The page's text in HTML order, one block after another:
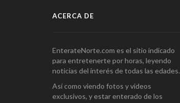
ACERCA DE
EnterateNorte.com es el sitio indicado
para entretenerte por horas, leyendo
noticias del interés de todas las edades.
Así como viendo fotos y videos
exclusivos, y estar enterado de los